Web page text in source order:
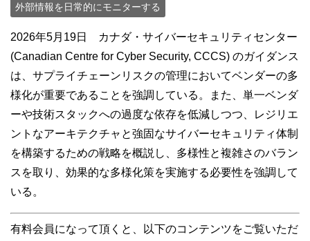
外部情報を日常的にモニターする
2026年5月19日 カナダ・サイバーセキュリティセンター
(Canadian Centre for Cyber Security, CCCS) のガイダンス
は、サプライチェーンリスクの管理においてベンダーの多
様化が重要であることを強調している。また、単一ベンダ
ーや技術スタックへの過度な依存を低減しつつ、レジリエ
ントなアーキテクチャと強固なサイバーセキュリティ体制
を構築するための戦略を概説し、多様性と複雑さのバラン
スを取り、効果的な多様化策を実施する必要性を強調して
いる。
有料会員になって頂くと、以下のコンテンツをご覧いただ